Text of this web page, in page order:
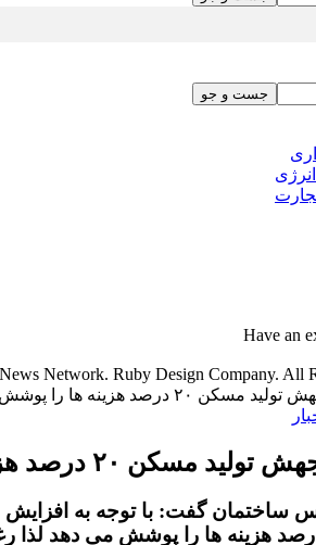
Have an
درصد هزینه ها را پوشش می دهد
درصد هزینه ها را پوشش می دهد
ساختمان گفت: با توجه به